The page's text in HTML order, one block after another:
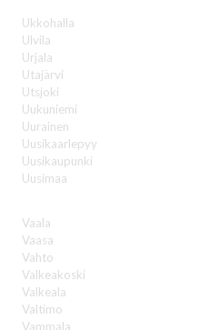
Ukkohalla
Ulvila
Urjala
Utajärvi
Utsjoki
Uukuniemi
Uurainen
Uusikaarlepyy
Uusikaupunki
Uusimaa
Vaala
Vaasa
Vahto
Valkeakoski
Valkeala
Valtimo
Vammala